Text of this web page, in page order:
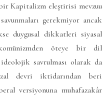
Kapitalizm eleştirisi mevzuu
gerekmiyor ancak
duygusal dikkatleri siyasal
öteye bir dil
savrulması olarak da
devri iktidarından beri
versiyonuna muhafazakâr